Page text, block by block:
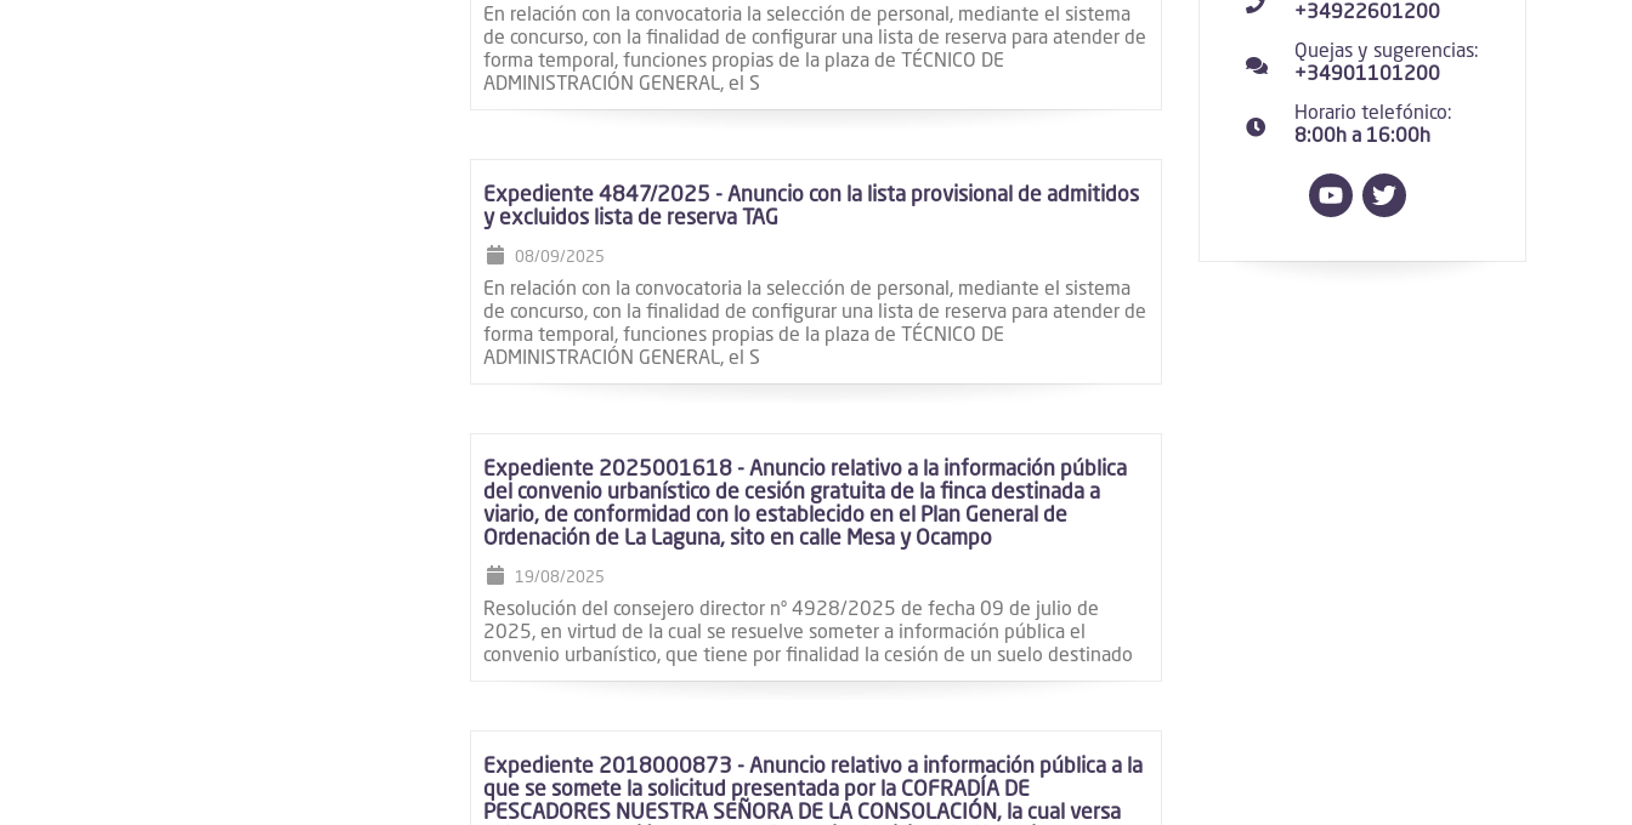
En relación con la convocatoria la selección de personal, mediante el sistema
de concurso, con la finalidad de configurar una lista de reserva para atender de
forma temporal, funciones propias de la plaza de TÉCNICO DE
ADMINISTRACIÓN GENERAL, el S
Expediente 4847/2025 - Anuncio con la lista provisional de admitidos
y excluidos lista de reserva TAG
08/09/2025
En relación con la convocatoria la selección de personal, mediante el sistema
de concurso, con la finalidad de configurar una lista de reserva para atender de
forma temporal, funciones propias de la plaza de TÉCNICO DE
ADMINISTRACIÓN GENERAL, el S
Expediente 2025001618 - Anuncio relativo a la información pública
del convenio urbanístico de cesión gratuita de la finca destinada a
viario, de conformidad con lo establecido en el Plan General de
Ordenación de La Laguna, sito en calle Mesa y Ocampo
19/08/2025
Resolución del consejero director nº 4928/2025 de fecha 09 de julio de
2025, en virtud de la cual se resuelve someter a información pública el
convenio urbanístico, que tiene por finalidad la cesión de un suelo destinado
Expediente 2018000873 - Anuncio relativo a información pública a la
que se somete la solicitud presentada por la COFRADÍA DE
PESCADORES NUESTRA SEÑORA DE LA CONSOLACIÓN, la cual versa
+34922601200
Quejas y sugerencias:
+34901101200
Horario telefónico:
8:00h a 16:00h